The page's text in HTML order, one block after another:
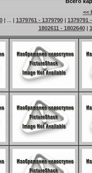
<<
| ... | 1379761 - 1379790| 1379791
1802611 - 1802640|